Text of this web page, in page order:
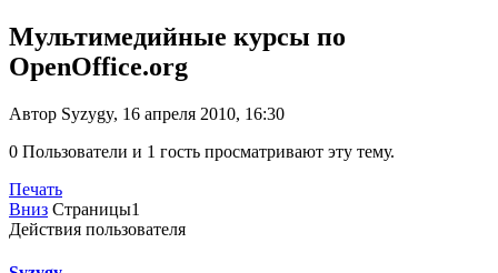
Мультимедийные курсы по
OpenOffice.org
Автор Syzygy, 16 апреля 2010, 16:30
0 Пользователи и 1 гость просматривают эту тему.
Печать
Вниз Страницы1
Действия пользователя